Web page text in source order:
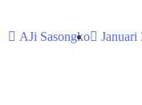
AJi Sasongko Januari